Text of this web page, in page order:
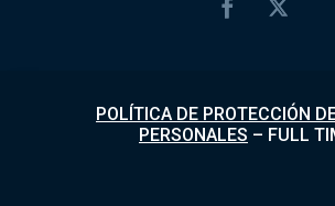
POLÍTICA DE PROTECCIÓN
PERSONALES – FULL